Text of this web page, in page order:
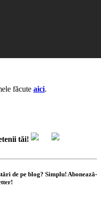
făcute aici.
tăi!
de pe blog? Simplu! Abonează-